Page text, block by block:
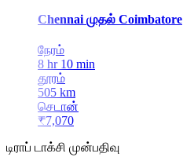
Chennai முதல் Coimbatore
நேரம்
8 hr 10 min
தூரம்
505 km
செடான்
₹7,070
டிராப் டாக்சி முன்பதிவு